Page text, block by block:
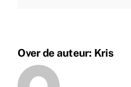
Over de auteur: Kris